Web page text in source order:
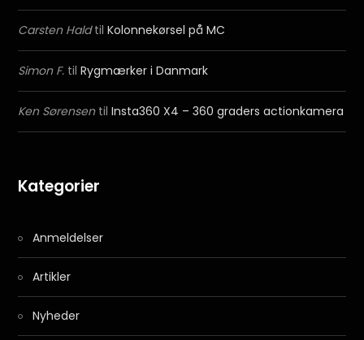
Carsten Haldtil Kolonnekørsel på MC
Simon F. til Rygmærker i Danmark
Ken Sørensentil Insta360 X4 – 360 graders actionkamera
Kategorier
Anmeldelser
Artikler
Nyheder